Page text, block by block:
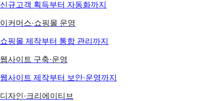
신규고객 획득부터 자동화까지
이커머스·쇼핑몰 운영
쇼핑몰 제작부터 통합 관리까지
웹사이트 구축·운영
웹사이트 제작부터 보안·운영까지
디자인·크리에이티브